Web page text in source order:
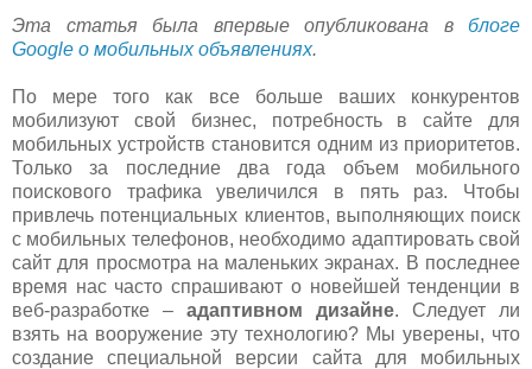
Эта статья была впервые опубликована в блоге
Google о мобильных объявлениях.
По мере того как все больше ваших конкурентов
мобилизуют свой бизнес, потребность в сайте для
мобильных устройств становится одним из приоритетов.
Только за последние два года объем мобильного
поискового трафика увеличился в пять раз. Чтобы
привлечь потенциальных клиентов, выполняющих поиск
с мобильных телефонов, необходимо адаптировать свой
сайт для просмотра на маленьких экранах. В последнее
время нас часто спрашивают о новейшей тенденции в
веб-разработке – адаптивном дизайне. Следует ли
взять на вооружение эту технологию? Мы уверены, что
создание специальной версии сайта для мобильных